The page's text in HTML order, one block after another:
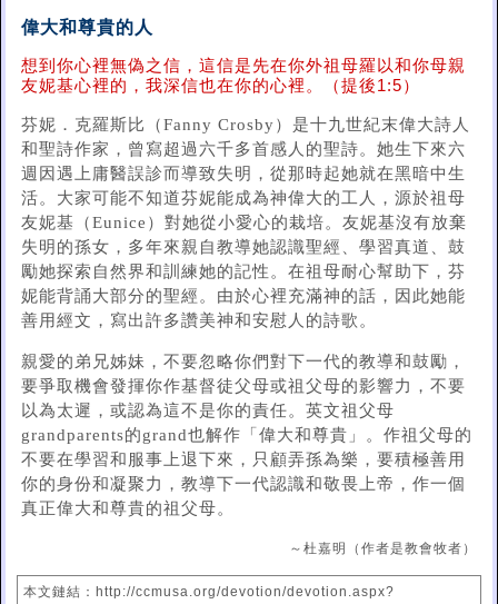
偉大和尊貴的人
想到你心裡無偽之信，這信是先在你外祖母羅以和你母親
友妮基心裡的，我深信也在你的心裡。（提後1:5）
芬妮．克羅斯比（Fanny Crosby）是十九世紀末偉大詩人
和聖詩作家，曾寫超過六千多首感人的聖詩。她生下來六
週因遇上庸醫誤診而導致失明，從那時起她就在黑暗中生
活。大家可能不知道芬妮能成為神偉大的工人，源於祖母
友妮基（Eunice）對她從小愛心的栽培。友妮基沒有放棄
失明的孫女，多年來親自教導她認識聖經、學習真道、鼓
勵她探索自然界和訓練她的記性。在祖母耐心幫助下，芬
妮能背誦大部分的聖經。由於心裡充滿神的話，因此她能
善用經文，寫出許多讚美神和安慰人的詩歌。
親愛的弟兄姊妹，不要忽略你們對下一代的教導和鼓勵，
要爭取機會發揮你作基督徒父母或祖父母的影響力，不要
以為太遲，或認為這不是你的責任。英文祖父母
grandparents的grand也解作「偉大和尊貴」。作祖父母的
不要在學習和服事上退下來，只顧弄孫為樂，要積極善用
你的身份和凝聚力，教導下一代認識和敬畏上帝，作一個
真正偉大和尊貴的祖父母。
～杜嘉明（作者是教會牧者）
本文鏈結：http://ccmusa.org/devotion/devotion.aspx?